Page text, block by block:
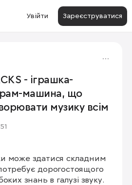
Увійти Зареєструватися
- іграшка-
машина, що
музику всім
може здатися складним
дорогостоящого
знань в галузі звуку.